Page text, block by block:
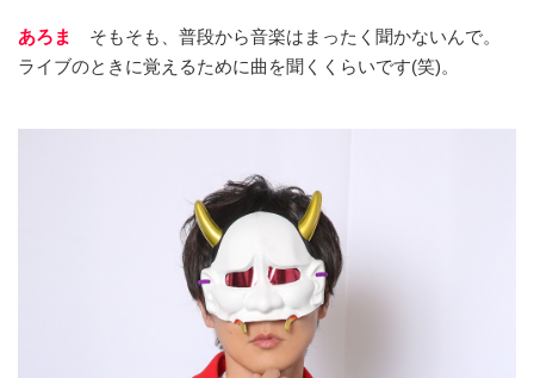
あろま
そもそも、普段から音楽はまったく聞かないんで。
ライブのときに覚えるために曲を聞くくらいです(笑)。